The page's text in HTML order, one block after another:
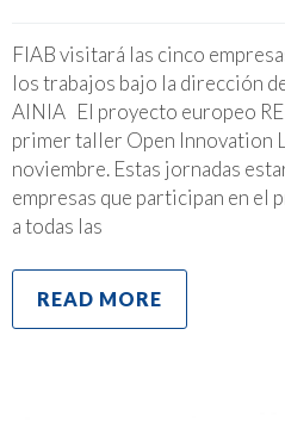
FIAB visitará las cinco
los trabajos bajo la dirección
AINIA El proyecto europeo
primer taller Open Innovation
noviembre. Estas jornadas
empresas que participan en el
a todas las
READ MORE